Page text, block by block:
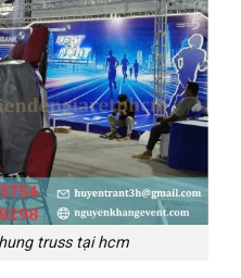
truss tại hcm